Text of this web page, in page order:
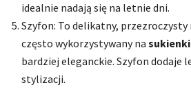
idealnie nadają się na letnie dni.
Szyfon: To delikatny,
często wykorzystywany na
bardziej eleganckie. Szyfon dodaje
stylizacji.